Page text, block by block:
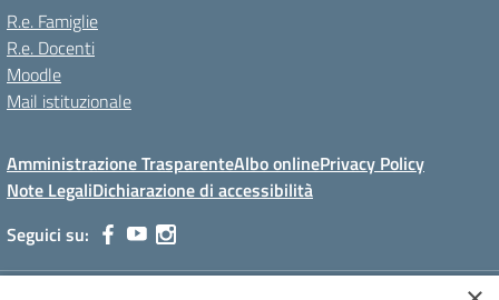
R.e. Famiglie
R.e. Docenti
Moodle
Mail istituzionale
Amministrazione TrasparenteAlbo onlinePrivacy Policy
Note LegaliDichiarazione di accessibilità
Seguici su: